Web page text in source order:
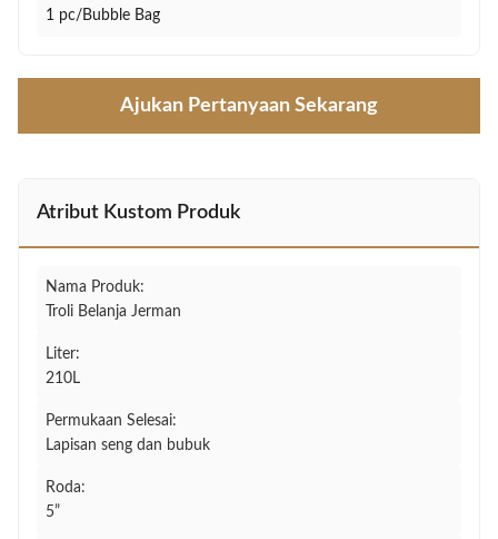
1 pc/Bubble Bag
Ajukan Pertanyaan Sekarang
Atribut Kustom Produk
Nama Produk:
Troli Belanja Jerman
Liter:
210L
Permukaan Selesai:
Lapisan seng dan bubuk
Roda:
5”